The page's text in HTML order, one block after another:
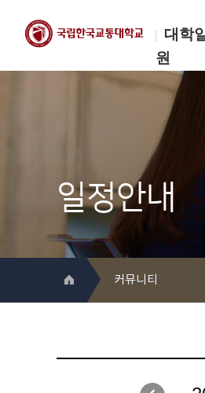
대학
원
한국교통대학교
대학일자리개
일정안내
커뮤니티
취업성공지원과